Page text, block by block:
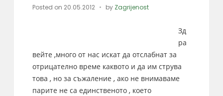
Posted on 20.05.2012 by Zagrijenost
Зд
ра
вейте ,много от нас искат да отслабнат за
отрицателно време каквото и да им струва
това , но за съжаление , ако не внимаваме
парите не са единственото , което